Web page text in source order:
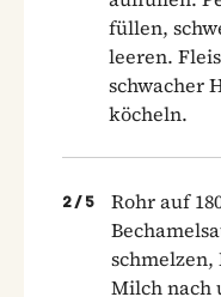
füllen,
leeren.
schwacher
köcheln.
2 / 5
Rohr auf
Milch nach